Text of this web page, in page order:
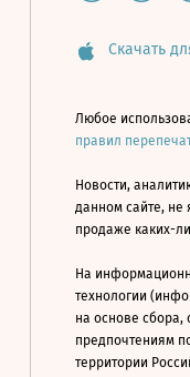
Скачать
Любое
правил
Новости,
данном сайте, не
продаже каких-
На
технологии
на основе сбора,
предпочтениям
территории